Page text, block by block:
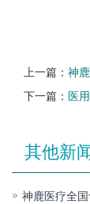
上一篇： 神
下一篇： 医
其他新
神鹿医疗全